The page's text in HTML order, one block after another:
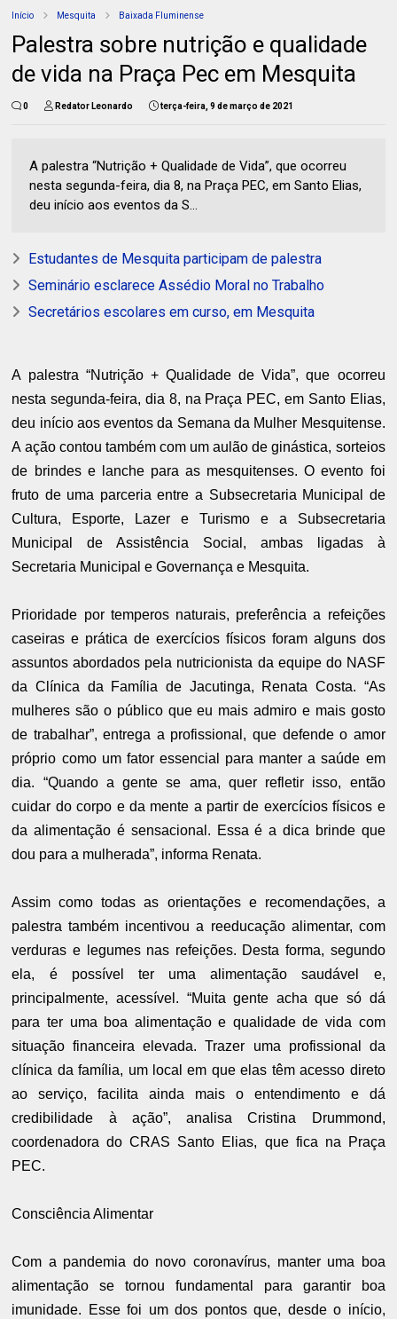
Início Mesquita Baixada Fluminense
Palestra sobre nutrição e qualidade
de vida na Praça Pec em Mesquita
0 Redator Leonardo terça-feira, 9 de março de 2021
A palestra “Nutrição + Qualidade de Vida”, que ocorreu
nesta segunda-feira, dia 8, na Praça PEC, em Santo Elias,
deu início aos eventos da S...
Estudantes de Mesquita participam de palestra
Seminário esclarece Assédio Moral no Trabalho
Secretários escolares em curso, em Mesquita
A palestra “Nutrição + Qualidade de Vida”, que ocorreu
nesta segunda-feira, dia 8, na Praça PEC, em Santo Elias,
deu início aos eventos da Semana da Mulher Mesquitense.
A ação contou também com um aulão de ginástica, sorteios
de brindes e lanche para as mesquitenses. O evento foi
fruto de uma parceria entre a Subsecretaria Municipal de
Cultura, Esporte, Lazer e Turismo e a Subsecretaria
Municipal de Assistência Social, ambas ligadas à
Secretaria Municipal e Governança e Mesquita.
Prioridade por temperos naturais, preferência a refeições
caseiras e prática de exercícios físicos foram alguns dos
assuntos abordados pela nutricionista da equipe do NASF
da Clínica da Família de Jacutinga, Renata Costa. “As
mulheres são o público que eu mais admiro e mais gosto
de trabalhar”, entrega a profissional, que defende o amor
próprio como um fator essencial para manter a saúde em
dia. “Quando a gente se ama, quer refletir isso, então
cuidar do corpo e da mente a partir de exercícios físicos e
da alimentação é sensacional. Essa é a dica brinde que
dou para a mulherada”, informa Renata.
Assim como todas as orientações e recomendações, a
palestra também incentivou a reeducação alimentar, com
verduras e legumes nas refeições. Desta forma, segundo
ela, é possível ter uma alimentação saudável e,
principalmente, acessível. “Muita gente acha que só dá
para ter uma boa alimentação e qualidade de vida com
situação financeira elevada. Trazer uma profissional da
clínica da família, um local em que elas têm acesso direto
ao serviço, facilita ainda mais o entendimento e dá
credibilidade à ação”, analisa Cristina Drummond,
coordenadora do CRAS Santo Elias, que fica na Praça
PEC.
Consciência Alimentar
Com a pandemia do novo coronavírus, manter uma boa
alimentação se tornou fundamental para garantir boa
imunidade. Esse foi um dos pontos que, desde o início,